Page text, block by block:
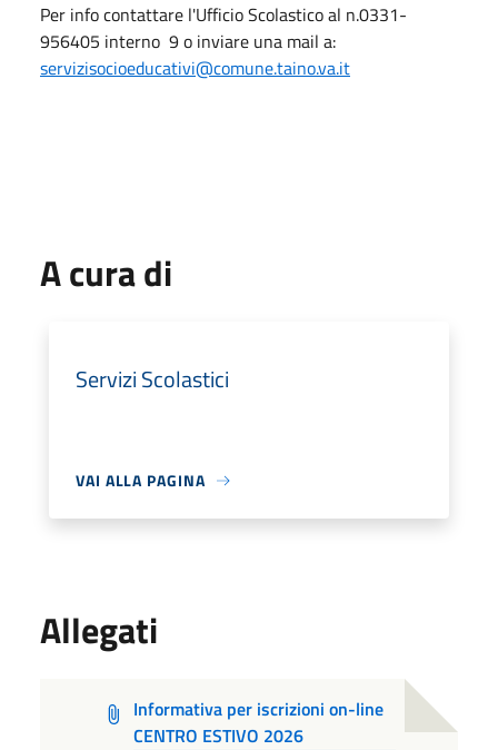
Per info contattare l'Ufficio Scolastico al n.0331-
956405 interno 9 o inviare una mail a:
servizisocioeducativi@comune.taino.va.it
A cura di
Servizi Scolastici
VAI ALLA PAGINA
Allegati
Informativa per iscrizioni on-line
CENTRO ESTIVO 2026